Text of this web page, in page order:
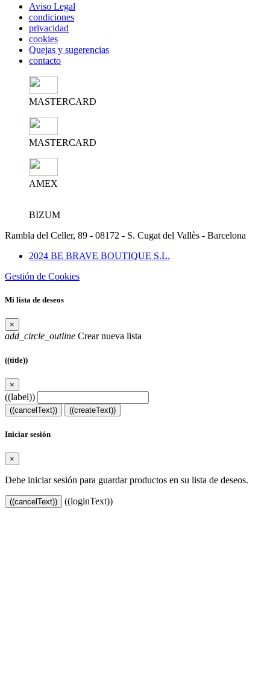
Aviso Legal
condiciones
privacidad
cookies
Quejas y sugerencias
contacto
MASTERCARD
MASTERCARD
AMEX
BIZUM
Rambla del Celler, 89 - 08172 - S. Cugat del Vallès - Barcelona
2024 BE BRAVE BOUTIQUE S.L.
Gestión de Cookies
Mi lista de deseos
×
add_circle_outline Crear nueva lista
((title))
×
((label))
((cancelText)) ((createText))
Iniciar sesión
×
Debe iniciar sesión para guardar productos en su lista de deseos.
((cancelText)) ((loginText))